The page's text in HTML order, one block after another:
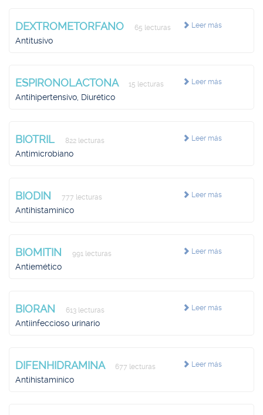
Leer más
DEXTROMETORFANO 65 lecturas
Antitusivo
Leer más
ESPIRONOLACTONA 15 lecturas
Antihipertensivo, Diurético
Leer más
BIOTRIL 822 lecturas
Antimicrobiano
Leer más
BIODIN 777 lecturas
Antihistamínico
Leer más
BIOMITIN 991 lecturas
Antiemético
Leer más
BIORAN 613 lecturas
Antiinfeccioso urinario
Leer más
DIFENHIDRAMINA 677 lecturas
Antihistamínico